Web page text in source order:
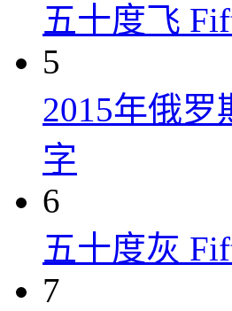
五十度飞
5
2015年俄
字
6
五十度灰
7